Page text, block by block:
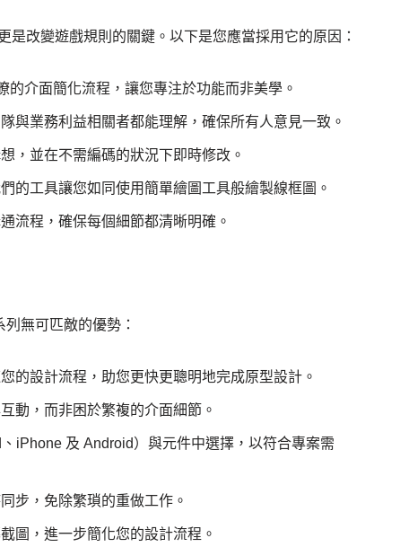
改變遊戲規則的關鍵。以下是您應當採用它的原因：
的介面簡化流程，讓您專注於功能而非美學。
與業務利益相關者都能理解，確保所有人意見一致。
，並在不需編碼的狀況下即時修改。
的工具讓您如同使用簡單繪圖工具般繪製線框圖。
流程，確保每個細節都清晰明確。
無可匹敵的優勢：
的設計流程，助您更快更聰明地完成原型設計。
動，而非困於繁複的介面細節。
iPhone 及 Android）與元件中選擇，以符合專案需
步，免除繁瑣的重做工作。
圖，進一步簡化您的設計流程。